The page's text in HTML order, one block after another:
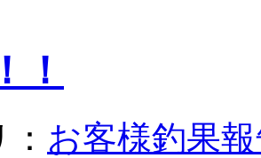
！
お客様釣果